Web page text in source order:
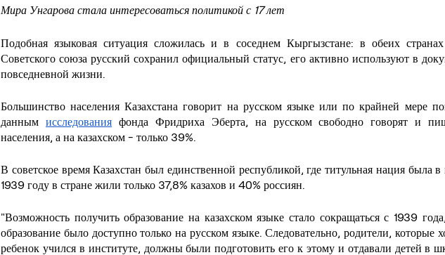
Мира Унгарова стала интересоваться политикой с 17 лет
Подобная языковая ситуация сложилась и в соседнем Кыргызстане: в обеих
Советского союза русский сохранил официальный статус, его активно используют в
повседневной жизни.
Большинство населения Казахстана говорит на русском языке или по крайней мере
данным исследования фонда Фридриха Эберта, на русском свободно говорят и
населения, а на казахском - только 39%.
В советское время Казахстан был единственной республикой, где титульная нация была
1939 году в стране жили только 37,8% казахов и 40% россиян.
"Возможность получить образование на казахском языке стало сокращаться с 1939
образование было доступно только на русском языке. Следовательно, родители, которые
ребенок учился в институте, должны были подготовить его к этому и отдавали детей в